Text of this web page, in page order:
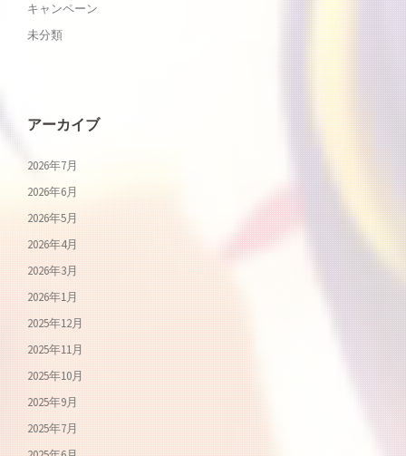
キャンペーン
未分類
アーカイブ
2026年7月
2026年6月
2026年5月
2026年4月
2026年3月
2026年1月
2025年12月
2025年11月
2025年10月
2025年9月
2025年7月